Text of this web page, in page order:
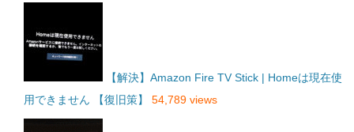
【解決】Amazon Fire TV Stick | Homeは現在使
用できません 【復旧策】
54,789 views